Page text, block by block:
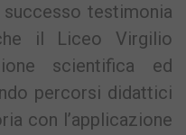
testimonia
il Liceo Virgilio
scientifica ed
percorsi didattici
con l’applicazione